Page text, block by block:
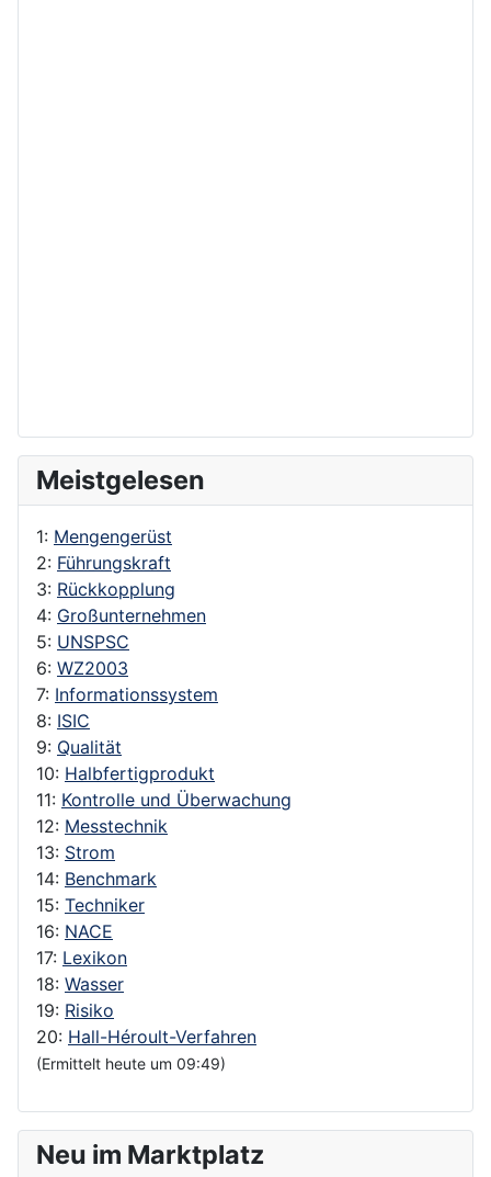
Meistgelesen
1: Mengengerüst
2: Führungskraft
3: Rückkopplung
4: Großunternehmen
5: UNSPSC
6: WZ2003
7: Informationssystem
8: ISIC
9: Qualität
10: Halbfertigprodukt
11: Kontrolle und Überwachung
12: Messtechnik
13: Strom
14: Benchmark
15: Techniker
16: NACE
17: Lexikon
18: Wasser
19: Risiko
20: Hall-Héroult-Verfahren
(Ermittelt heute um 09:49)
Neu im Marktplatz